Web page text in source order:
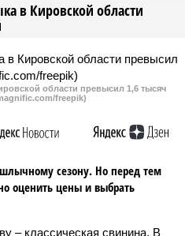
в Кировской области
области превысил 1,6 тысяч
freepik)
сезону. Но перед тем
оценить цены и выбрать
– классическая свинина. В